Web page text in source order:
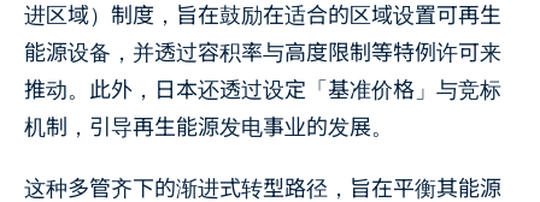
进区域）制度，旨在鼓励在适合的区域设置可再生
能源设备，并透过容积率与高度限制等特例许可来
推动。此外，日本还透过设定「基准价格」与竞标
机制，引导再生能源发电事业的发展。
这种多管齐下的渐进式转型路径，旨在平衡其能源